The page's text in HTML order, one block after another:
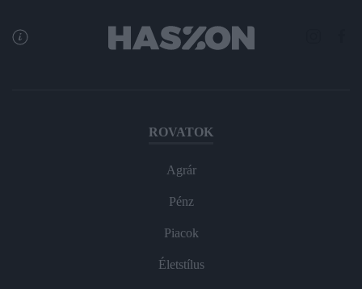
ROVATOK
Agrár
Pénz
Piacok
Életstílus